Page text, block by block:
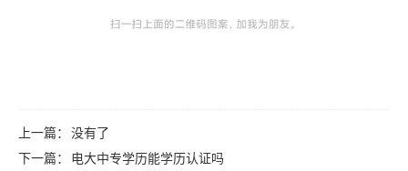
上一篇： 没有了
下一篇： 电大中专学历能学历认证吗